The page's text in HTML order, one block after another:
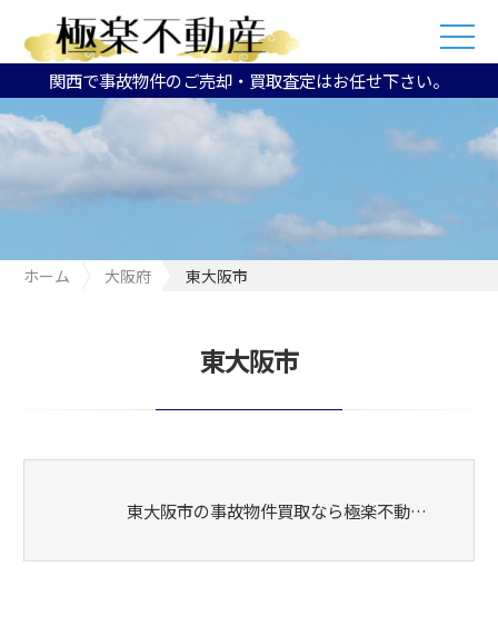
関西で事故物件のご売却・買取査定はお任せ下さい。
ホーム 大阪府 東大阪市
東大阪市
東大阪市の事故物件買取なら極楽不動…